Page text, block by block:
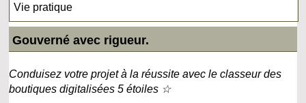
Vie pratique
Gouverné avec rigueur.
Conduisez votre projet à la réussite avec le classeur des
boutiques digitalisées 5 étoiles ☆